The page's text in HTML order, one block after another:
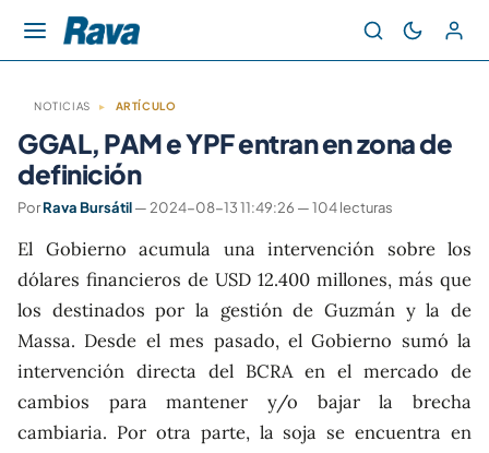
NOTICIAS ▸ ARTÍCULO
GGAL, PAM e YPF entran en zona de
definición
PorRava Bursátil— 2024-08-13 11:49:26 — 104 lecturas
El Gobierno acumula una intervención sobre los
dólares financieros de USD 12.400 millones, más que
los destinados por la gestión de Guzmán y la de
Massa. Desde el mes pasado, el Gobierno sumó la
intervención directa del BCRA en el mercado de
cambios para mantener y/o bajar la brecha
cambiaria. Por otra parte, la soja se encuentra en